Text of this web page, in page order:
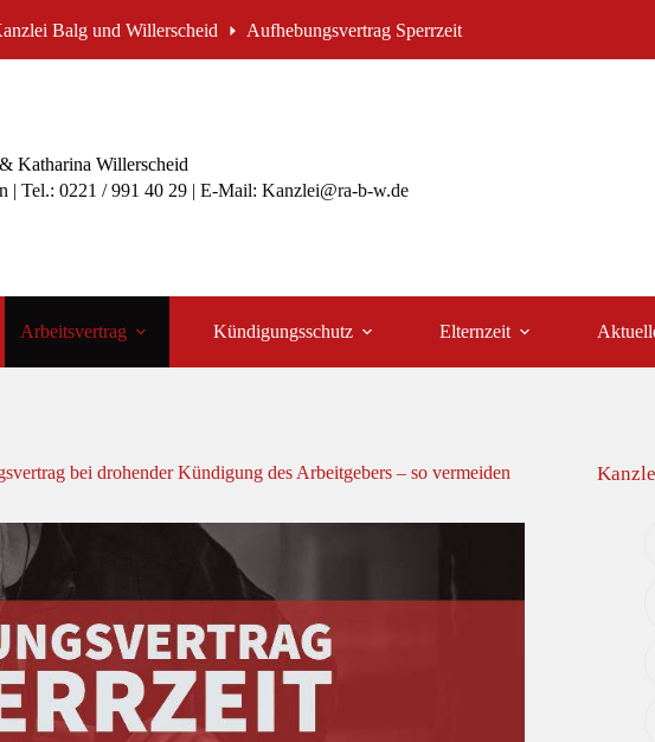
Balg und Willerscheid Aufhebungsvertrag Sperrzeit
Katharina Willerscheid
| Tel.: 0221 / 991 40 29 | E-Mail: Kanzlei@ra-b-w.de
Arbeitsvertrag Kündigungsschutz Elternzeit
bei drohender Kündigung des Arbeitgebers – so vermeiden